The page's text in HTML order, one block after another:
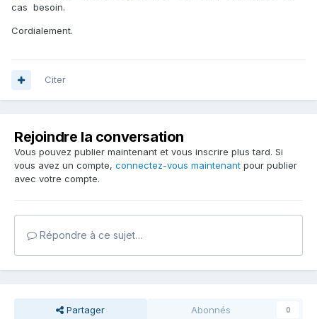
cas besoin.
Cordialement.
Citer
Rejoindre la conversation
Vous pouvez publier maintenant et vous inscrire plus tard. Si
vous avez un compte, connectez-vous maintenant pour publier
avec votre compte.
Répondre à ce sujet…
Partager Abonnés 0